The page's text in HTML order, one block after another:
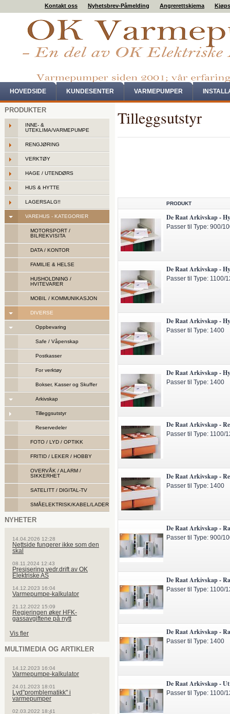
Kontakt oss Nyhetsbrev-Påmelding Angrerettskjema
HOVEDSIDE KUNDESENTER VARMEPUMPER
PRODUKTER
INNE- &
UTEKLIMA/VARMEPUMPE
RENGJØRING
VERKTØY
HAGE / UTENDØRS
HUS & HYTTE
LAGERSALG!!
VAREHUS - KATEGORIER
MOTORSPORT /
BILREKVISITA
DATA / KONTOR
FAMILIE & HELSE
HUSHOLDNING /
HVITEVARER
MOBIL / KOMMUNIKASJON
DIVERSE
Oppbevaring
Safe / Våpenskap
Postkasser
For verktøy
Bokser, Kasser og Skuffer
Arkivskap
Tilleggsutstyr
Reservedeler
FOTO / LYD / OPTIKK
FRITID / LEKER / HOBBY
OVERVÅK / ALARM /
SIKKERHET
SATELITT / DIGITAL-TV
SMÅELEKTRISK/KABEL/LADER
NYHETER
14.04.2026 12:28
Nettside fungerer ikke som den
skal
08.11.2024 12:43
Presisering vedr.drift av OK
Elektriske AS
14.12.2023 16:04
Varmepumpe-kalkulator
21.12.2022 15:09
Regjeringen øker HFK-
gassavgiftene på nytt
Vis fler
MULTIMEDIA OG ARTIKLER
14.12.2023 16:04
Varmepumpe-kalkulator
24.01.2023 18:01
Lyd"promblematikk" i
varmepumper
02.03.2022 18:41
Tilleggsutstyr
PRODUKT
De Raat Arkivskap -
Passer til Type: 900/
De Raat Arkivskap -
Passer til Type: 1100/
De Raat Arkivskap -
Passer til Type: 1400
De Raat Arkivskap -
Passer til Type: 1400
De Raat Arkivskap -
Passer til Type: 1100/
De Raat Arkivskap -
Passer til Type: 1400
De Raat Arkivskap -
Passer til Type: 900/
De Raat Arkivskap -
Passer til Type: 1100/
De Raat Arkivskap -
Passer til Type: 1400
De Raat Arkivskap -
Passer til Type: 1100/